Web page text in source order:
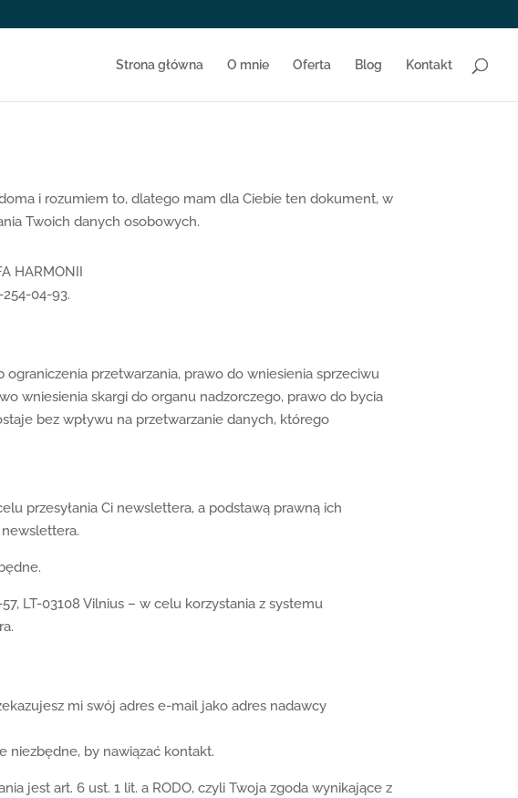
Strona główna O mnie Oferta Blog Kontakt
i rozumiem to, dlatego mam dla Ciebie ten dokument, w
Twoich danych osobowych.
HARMONII
04-93.
przetwarzania, prawo do wniesienia sprzeciwu
wniesienia skargi do organu nadzorczego, prawo do bycia
bez wpływu na przetwarzanie danych, którego
przesyłania Ci newslettera, a podstawą prawną ich
newslettera.
LT-03108 Vilnius – w celu korzystania z systemu
mi swój adres e-mail jako adres nadawcy
niezbędne, by nawiązać kontakt.
jest art. 6 ust. 1 lit. a RODO, czyli Twoja zgoda wynikające z